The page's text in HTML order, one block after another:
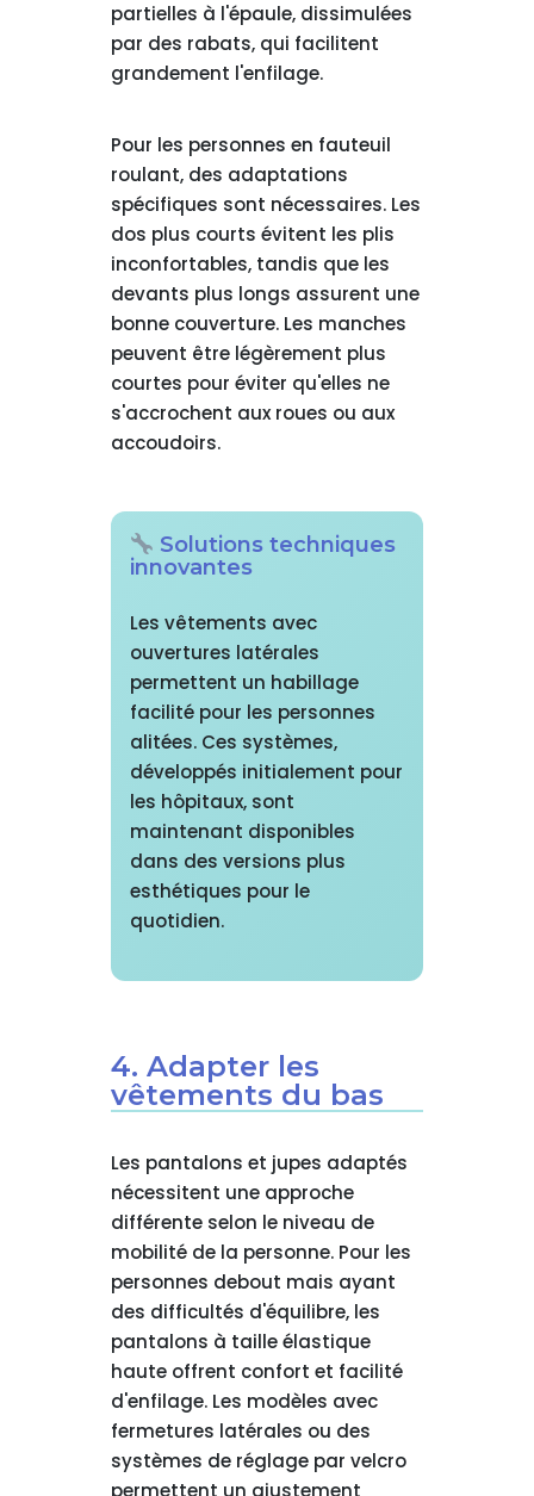
partielles à l'épaule, dissimulées
par des rabats, qui facilitent
grandement l'enfilage.
Pour les personnes en fauteuil
roulant, des adaptations
spécifiques sont nécessaires. Les
dos plus courts évitent les plis
inconfortables, tandis que les
devants plus longs assurent une
bonne couverture. Les manches
peuvent être légèrement plus
courtes pour éviter qu'elles ne
s'accrochent aux roues ou aux
accoudoirs.
Solutions techniques
innovantes
Les vêtements avec
ouvertures latérales
permettent un habillage
facilité pour les personnes
alitées. Ces systèmes,
développés initialement pour
les hôpitaux, sont
maintenant disponibles
dans des versions plus
esthétiques pour le
quotidien.
4. Adapter les
vêtements du bas
Les pantalons et jupes adaptés
nécessitent une approche
différente selon le niveau de
mobilité de la personne. Pour les
personnes debout mais ayant
des difficultés d'équilibre, les
pantalons à taille élastique
haute offrent confort et facilité
d'enfilage. Les modèles avec
fermetures latérales ou des
systèmes de réglage par velcro
permettent un ajustement